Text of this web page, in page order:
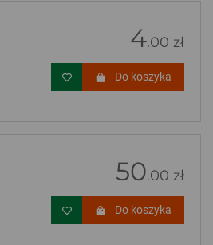
4.00 zł
Do koszyka
50.00 zł
Do koszyka